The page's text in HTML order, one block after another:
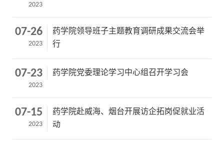
2023
07-26
2023
药学院领导班子主题教育调研成果交流会举
行
07-23
2023
药学院党委理论学习中心组召开学习会
07-15
2023
药学院赴威海、烟台开展访企拓岗促就业活
动